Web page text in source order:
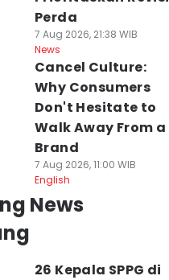
Perda
7 Aug 2026, 21:38 WIB
News
Cancel Culture:
Why Consumers
Don't Hesitate to
Walk Away From a
Brand
7 Aug 2026, 11:00 WIB
English
News
26 Kepala SPPG di